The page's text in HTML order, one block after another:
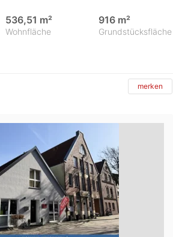
Wohnfläche
536,51 m²
Grundstücksfläche
916 m²
merken